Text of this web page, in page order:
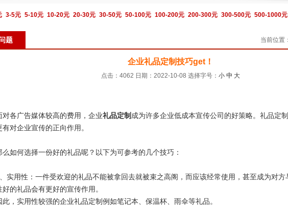
3-5元 5-10元 10-20元 20-30元 30-50元 50-100元 100-200元 200-300元 300-500元 500-1000元
话咨询
题 当前位置：
企业礼品定制技巧get！
点击：4062 日期：2022-10-08 选择字号： 小 中 大
对各广告媒体较高的费用，企业礼品定制 成为许多企业低成本宣传公司的好策略。礼品定
有对企业宣传的正向作用。
么如何选择一份好的礼品呢？以下为可参考的几个技巧：
实用性：一件受欢迎的礼品不能被拿回去就被束之高阁，而应该经常使用，甚至成为对方
好的礼品会有更好的宣传作用。
此，实用性较强的企业礼品定制例如笔记本、保温杯、雨伞等礼品。